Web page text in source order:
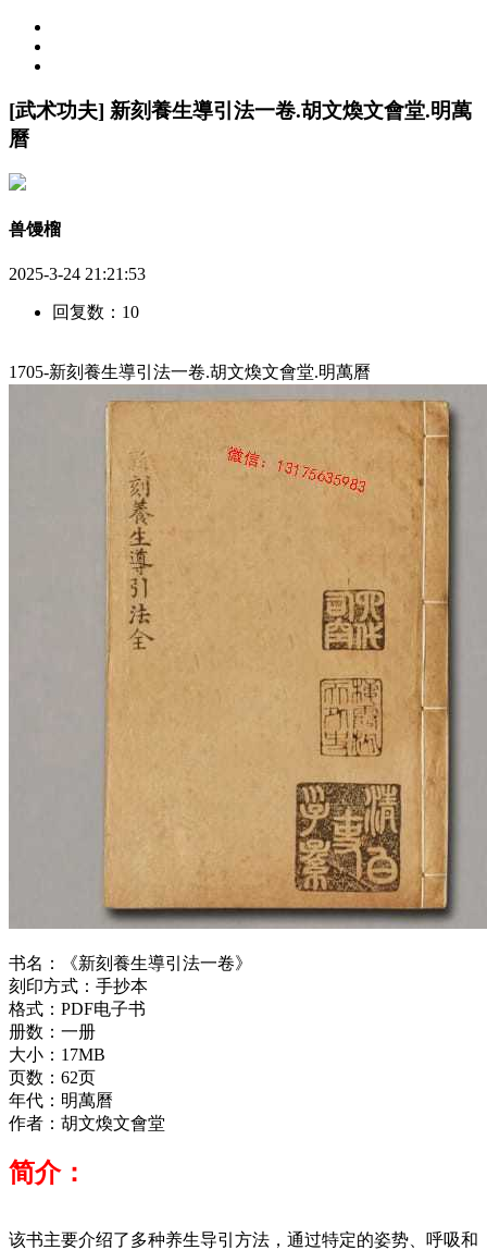
[武术功夫] 新刻養生導引法一卷.胡文煥文會堂.明萬
曆
兽馒榴
2025-3-24 21:21:53
回复数：10
1705-新刻養生導引法一卷.胡文煥文會堂.明萬曆
书名：
《新刻養生導引法一卷》
刻印方式：手抄本
格式：PDF电子书
册数：一册
大小：17MB
页数：62页
年代： 明萬曆
作者： 胡文煥文會堂
简介：
该书主要介绍了多种养生导引方法，通过特定的姿势、呼吸和